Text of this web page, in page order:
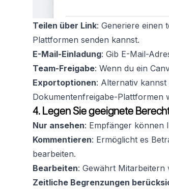
Teilen über Link: Generiere einen
Plattformen senden kannst.
E-Mail-Einladung: Gib E-Mail-
Team-Freigabe: Wenn du ein
Exportoptionen: Alternativ kannst
Dokumentenfreigabe-Plattformen
4. Legen Sie geeignete
Nur ansehen: Empfänger können
Kommentieren: Ermöglicht es
bearbeiten.
Bearbeiten: Gewährt Mitarbeitern
Zeitliche Begrenzungen